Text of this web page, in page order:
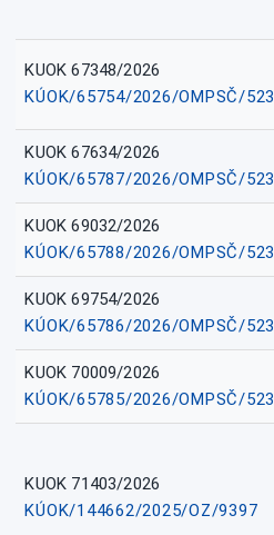
KUOK 67348/2026
KÚOK/65754/2026/OMPSČ/523
KUOK 67634/2026
KÚOK/65787/2026/OMPSČ/523
KUOK 69032/2026
KÚOK/65788/2026/OMPSČ/523
KUOK 69754/2026
KÚOK/65786/2026/OMPSČ/523
KUOK 70009/2026
KÚOK/65785/2026/OMPSČ/523
KUOK 71403/2026
KÚOK/144662/2025/OZ/9397